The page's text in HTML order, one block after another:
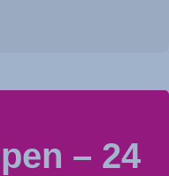
– 24